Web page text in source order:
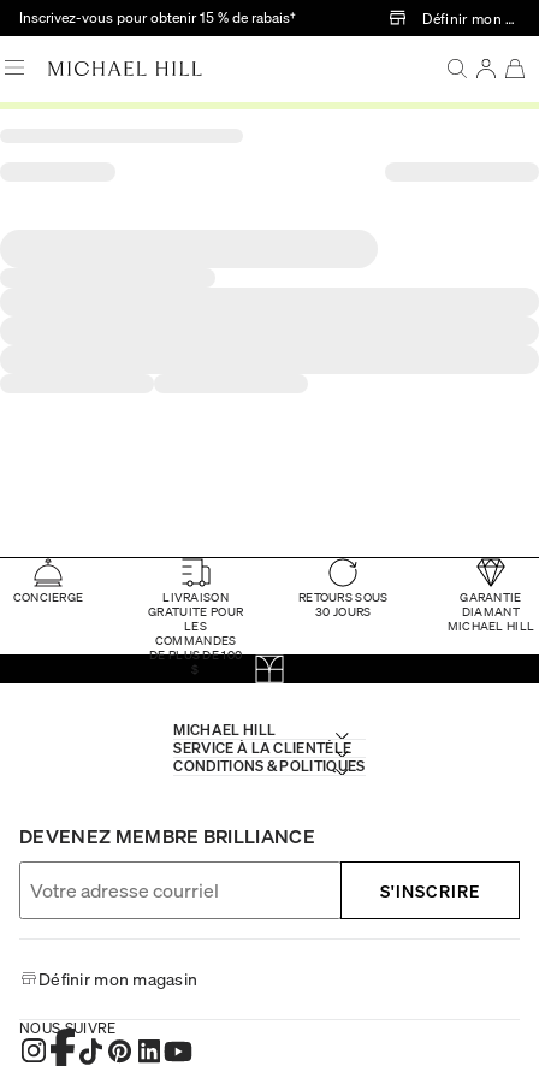
Passer au contenu principal
Inscrivez-vous pour obtenir 15 % de rabais† Définir mon
CONCIERGE
LIVRAISON
GRATUITE POUR
LES
COMMANDES
DE PLUS DE 100
$
RETOURS SOUS
30 JOURS
GARANTIE
DIAMANT
MICHAEL HILL
MICHAEL HILL
SERVICE À LA CLIENTÈLE
CONDITIONS & POLITIQUES
DEVENEZ MEMBRE BRILLIANCE
S'INSCRIRE
Définir mon magasin
NOUS SUIVRE